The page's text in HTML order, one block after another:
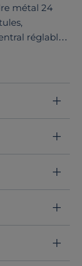
métal 24
réglable
être utilisé